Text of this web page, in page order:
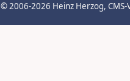
© 2006-2026 Heinz Herzog,